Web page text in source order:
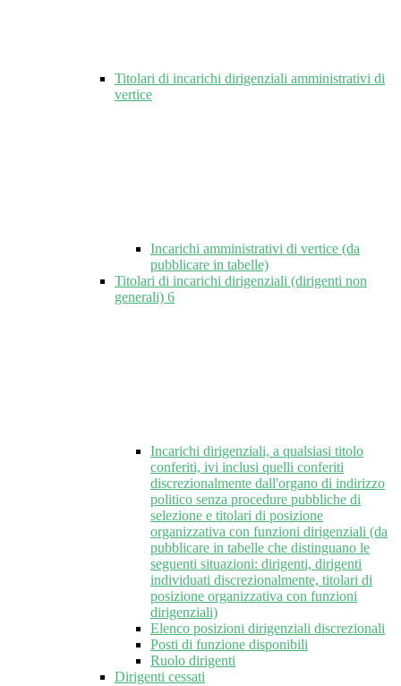
Titolari di incarichi dirigenziali amministrativi di
vertice
Incarichi amministrativi di vertice (da
pubblicare in tabelle)
Titolari di incarichi dirigenziali (dirigenti non
generali) 6
Incarichi dirigenziali, a qualsiasi titolo
conferiti, ivi inclusi quelli conferiti
discrezionalmente dall'organo di indirizzo
politico senza procedure pubbliche di
selezione e titolari di posizione
organizzativa con funzioni dirigenziali (da
pubblicare in tabelle che distinguano le
seguenti situazioni: dirigenti, dirigenti
individuati discrezionalmente, titolari di
posizione organizzativa con funzioni
dirigenziali)
Elenco posizioni dirigenziali discrezionali
Posti di funzione disponibili
Ruolo dirigenti
Dirigenti cessati